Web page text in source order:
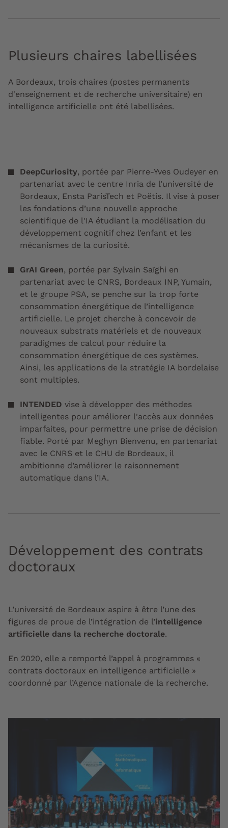
Plusieurs chaires labellisées
A Bordeaux, trois chaires (postes permanents
d'enseignement et de recherche universitaire) en
intelligence artificielle ont été labellisées.
DeepCuriosity, portée par Pierre-Yves Oudeyer en
partenariat avec le centre Inria de l’université de
Bordeaux, Ensta ParisTech et Poëtis. Il vise à poser
les fondations d’une nouvelle approche
scientifique de l'IA étudiant la modélisation du
développement cognitif chez l’enfant et les
mécanismes de la curiosité.
GrAI Green, portée par Sylvain Saïghi en
partenariat avec le CNRS, Bordeaux INP, Yumain,
et le groupe PSA, se penche sur la trop forte
consommation énergétique de l’intelligence
artificielle. Le projet cherche à concevoir de
nouveaux substrats matériels et de nouveaux
paradigmes de calcul pour réduire la
consommation énergétique de ces systèmes.
Ainsi, les applications de la stratégie IA bordelaise
sont multiples.
INTENDED vise à développer des méthodes
intelligentes pour améliorer l'accès aux données
imparfaites, pour permettre une prise de décision
fiable. Porté par Meghyn Bienvenu, en partenariat
avec le CNRS et le CHU de Bordeaux, il
ambitionne d’améliorer le raisonnement
automatique dans l’IA.
Développement des contrats
doctoraux
L’université de Bordeaux aspire à être l’une des
figures de proue de l’intégration de l’intelligence
artificielle dans la recherche doctorale.
En 2020, elle a remporté l’appel à programmes «
contrats doctoraux en intelligence artificielle »
coordonné par l’Agence nationale de la recherche.